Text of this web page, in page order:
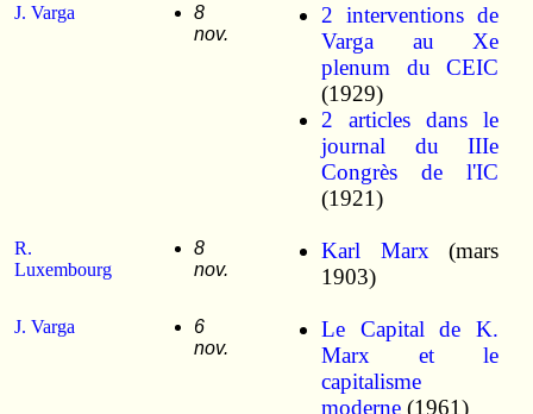
J. Varga
8
nov.
2 interventions de
Varga au Xe
plenum du CEIC
(1929)
2 articles dans le
journal du IIIe
Congrès de l'IC
(1921)
R.
Luxembourg
8
nov.
Karl Marx (mars
1903)
J. Varga
6
nov.
Le Capital de K.
Marx et le
capitalisme
moderne(1961)